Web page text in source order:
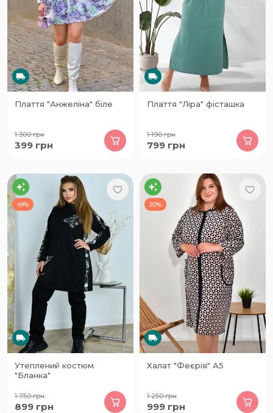
Плаття "Анжеліна" біле
1 300грн
399 грн
Плаття "Ліра" фісташка
1 190грн
799 грн
49%
Утеплений костюм
"Бланка"
1 750грн
899 грн
20%
Халат "Феєрія" А5
1 250грн
999 грн